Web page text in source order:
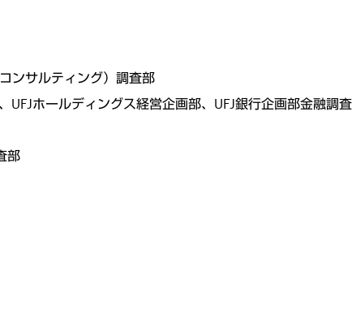
ンサルティング）調査部
ホールディングス経営企画部、UFJ銀行企画部金融調
部